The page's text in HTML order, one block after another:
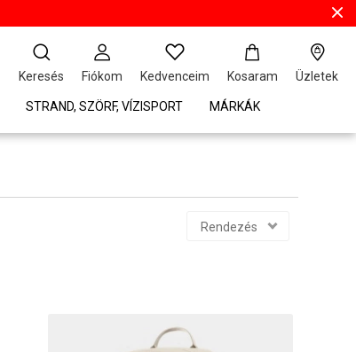
STRAND, SZÖRF, VÍZISPORT MÁRKÁK
Keresés Fiókom Kedvenceim Kosaram Üzletek
Rendezés